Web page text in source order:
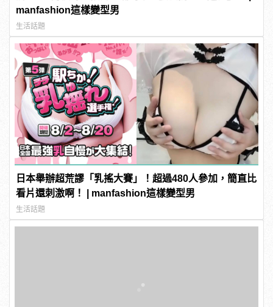
manfashion這樣變型男
生活話題
日本舉辦超荒謬「乳搖大賽」！超過480人參加，簡直比
看片還刺激啊！ | manfashion這樣變型男
生活話題